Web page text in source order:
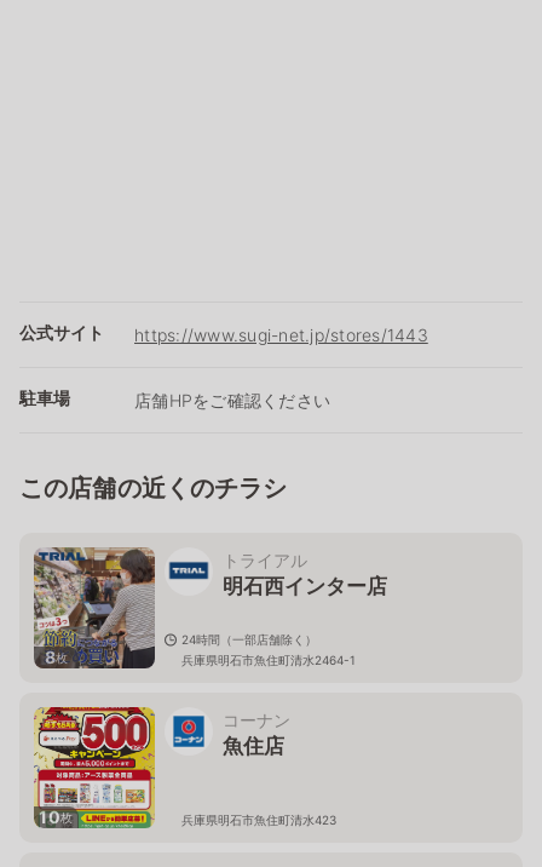
公式サイト https://www.sugi-net.jp/stores/1443
駐車場 店舗HPをご確認ください
この店舗の近くのチラシ
8枚
トライアル
明石西インター店
24時間（一部店舗除く）
兵庫県明石市魚住町清水2464-1
10枚
コーナン
魚住店
兵庫県明石市魚住町清水423